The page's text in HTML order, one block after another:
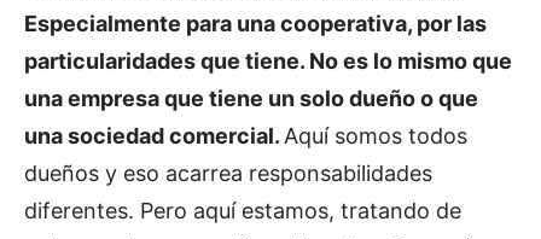
Especialmente para una cooperativa, por las
particularidades que tiene. No es lo mismo que
una empresa que tiene un solo dueño o que
una sociedad comercial. Aquí somos todos
dueños y eso acarrea responsabilidades
diferentes. Pero aquí estamos, tratando de